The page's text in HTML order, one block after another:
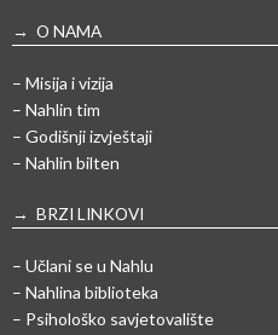
→ O NAMA
– Misija i vizija
– Nahlin tim
– Godišnji izvještaji
– Nahlin bilten
→ BRZI LINKOVI
– Učlani se u Nahlu
– Nahlina biblioteka
– Psihološko savjetovalište